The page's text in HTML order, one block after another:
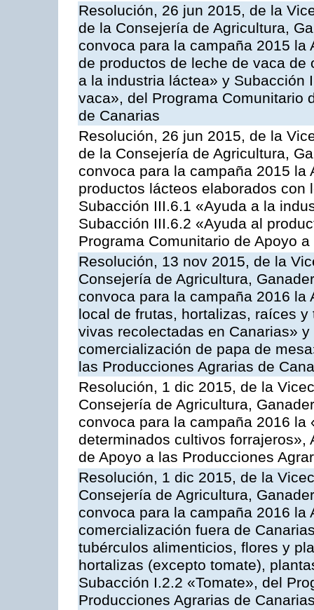
Resolución, 26 jun 2015, de la
de la Consejería de Agricultura,
convoca para la campaña 2015
de productos de leche de vaca
a la industria láctea» y Subacción
vaca», del Programa Comunitario
de Canarias
Resolución, 26 jun 2015, de la
de la Consejería de Agricultura,
convoca para la campaña 2015
productos lácteos elaborados
Subacción III.6.1 «Ayuda a la
Subacción III.6.2 «Ayuda al
Programa Comunitario de Apoyo
Resolución, 13 nov 2015, de la
Consejería de Agricultura,
convoca para la campaña 2016
local de frutas, hortalizas, raíces
vivas recolectadas en Canarias»
comercialización de papa de
las Producciones Agrarias de
Resolución, 1 dic 2015, de la
Consejería de Agricultura,
convoca para la campaña 2016 la
determinados cultivos forrajeros»,
de Apoyo a las Producciones
Resolución, 1 dic 2015, de la
Consejería de Agricultura,
convoca para la campaña 2016 la
comercialización fuera de
tubérculos alimenticios, flores y
hortalizas (excepto tomate),
Subacción I.2.2 «Tomate», del
Producciones Agrarias de